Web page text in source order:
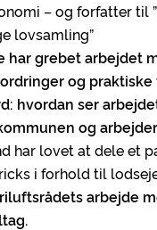
– og forfatter til
lovsamling”
har grebet arbejdet
og praktiske
hvordan ser
og
har lovet at dele et
i forhold til
arbejde